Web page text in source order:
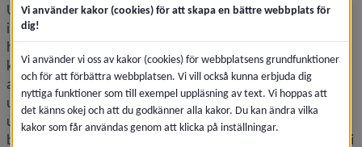
Umeå kommuns övergripande mål är att växa till 200 000
invånare till senast år 2050. Tillväxten ska ske på ett
hållbart sätt, både ekonomiskt, ekologiskt, socialt och
kulturellt. Inom ramen för detta inryms ett stort antal olika
analys­områden. Analyser av konsekvenser av stadens
utveckling, skillnaden mellan stad och land, breda enkät­
undersökningar av folkhälsa eller trygghet för vår äldre
befolkning inryms som exempel på rapporter eller statistik i
Vi använder kakor (cookies) för att skapa en bättre webbplats för
dig!
Vi använder vi oss av kakor (cookies) för webbplatsens grundfunktioner
och för att förbättra webbplatsen. Vi vill också kunna erbjuda dig
nyttiga funktioner som till exempel uppläsning av text. Vi hoppas att
det känns okej och att du godkänner alla kakor. Du kan ändra vilka
kakor som får användas genom att klicka på inställningar.